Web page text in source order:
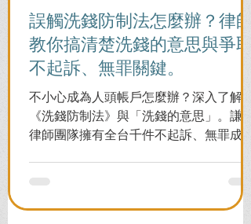
誤觸洗錢防制法怎麼辦？律師
教你搞清楚洗錢的意思與爭取
不起訴、無罪關鍵。
不小心成為人頭帳戶怎麼辦？深入了解
《洗錢防制法》與「洗錢的意思」。謙聖
律師團隊擁有全台千件不起訴、無罪成功